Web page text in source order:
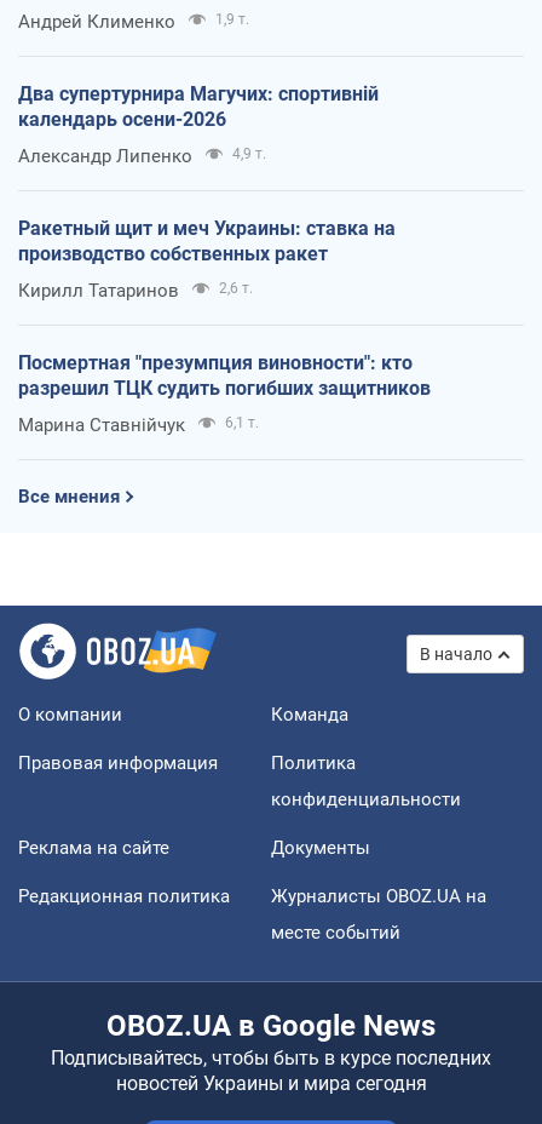
Андрей Клименко 1,9 т.
Два супертурнира Магучих: спортивній
календарь осени-2026
Александр Липенко 4,9 т.
Ракетный щит и меч Украины: ставка на
производство собственных ракет
Кирилл Татаринов 2,6 т.
Посмертная "презумпция виновности": кто
разрешил ТЦК судить погибших защитников
Марина Ставнійчук 6,1 т.
Все мнения
В начало
О компании Команда
Правовая информация
Политика
конфиденциальности
Реклама на сайте Документы
Редакционная политика
Журналисты OBOZ.UA на
месте событий
OBOZ.UA в Google News
Подписывайтесь, чтобы быть в курсе последних
новостей Украины и мира сегодня